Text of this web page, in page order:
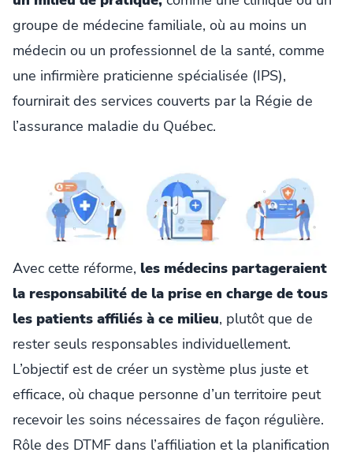
groupe de médecine familiale, où au moins un
médecin ou un professionnel de la santé, comme
une infirmière praticienne spécialisée (IPS),
fournirait des services couverts par la Régie de
l’assurance maladie du Québec.
Avec cette réforme, les médecins partageraient
la responsabilité de la prise en charge de tous
les patients affiliés à ce milieu, plutôt que de
rester seuls responsables individuellement.
L’objectif est de créer un système plus juste et
efficace, où chaque personne d’un territoire peut
recevoir les soins nécessaires de façon régulière.
Rôle des DTMF dans l’affiliation et la planification